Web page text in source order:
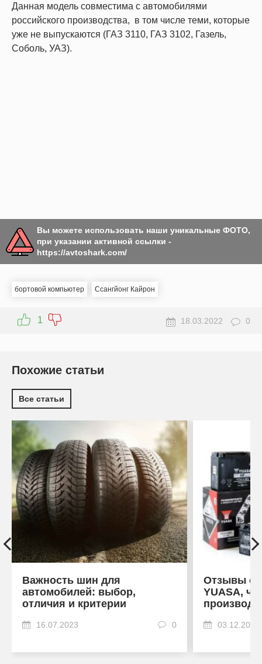
Данная модель совместима с автомобилями
российского производства, в том числе теми, которые
уже не выпускаются (ГАЗ 3110, ГАЗ 3102, Газель,
Соболь, УАЗ).
Вы можете использовать наши уникальные ФОТО,
при указании активной ссылки -
https://avtoshark.com/
бортовой компьютер Ссангйонг Кайрон
1 18.03.2022 0
Похожие статьи
Все статьи
Важность шин для
автомобилей: выбор,
отличия и критерии
16.07.2023 0
Отзывы об
YUASA,
03.12.2022